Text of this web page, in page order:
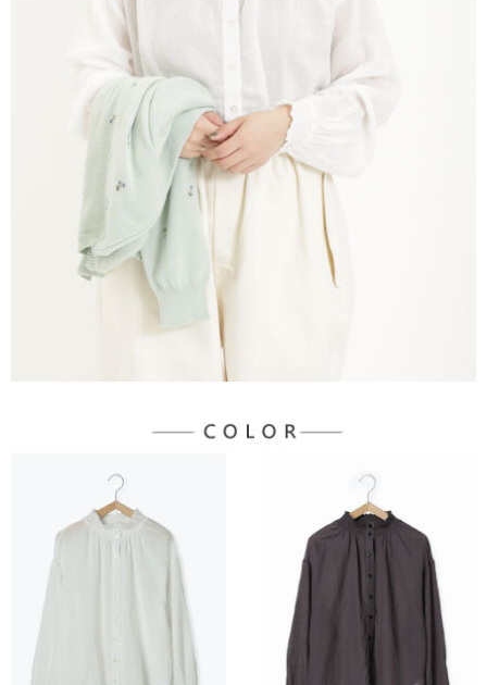
1.本服務係由「台灣大哥大股份有限公司」（以下簡稱本公司）所提供，讓
用戶於交易時，得透過本服務購買商品或服務，並由商店將買賣／分期付款
買賣價金債權讓與本公司後，依約使用本公司帳單繳交帳款。
2.基於同意付款使用「大哥付你分期」之契約關係目的，商店將以您的個人
資料（包含姓名、電話或地址）提供予台灣大哥大進項蒐集、處理及利用，
由本公司與您本人進行分期帳單所需資料之確認、核對及更正。
3.完整用戶服務條款，請詳閱以下連結：
https://oppay.tw/userRule
ATM／網路銀行／等多元方式進行付款，方視為交易完成。
※ 請注意：結帳手續完成當下不需立刻繳費，但若您需要取消訂單，請聯絡
購買商品的店家。未經商家同意取消之訂單仍視為有效，需透過AFTEE先享
後付繳納相關費用。
※ 交易是否成功請以「AFTEE先享後付 」之結帳頁面顯示為準，若有關於
是否繳費成功／繳費後需取消欲退款等相關疑問，請聯繫「AFTEE先享後付
客戶支援中心」
https://netprotections.freshdesk.com/support/home
１．透過由恩沛科技股份有限公司提供之「AFTEE先享後付」服務完成之交
易，需依本服務之必要範圍內提供個人資料，並將交易相關給付款項請求債
２．關於個人資料處理事宜，請瀏覽以下網址：
https://aftee.tw/terms/#terms3
３．未成年的使用者請事先徵得法定代理人或監護人之同意方可使用
「AFTEE先享後付」，若未經同意申辦者引起之損失，本公司不負相關責
４．使用「AFTEE先享後付」時，將依據個別帳號之用戶狀況，依本公司即
時審查核予不同之上限額度；若仍有額度不足之情形，本公司將視審查結果
請求用戶進行身份認證。
萊爾富取貨付款
每筆NT$60，滿NT$888(含以上)免運費
萊爾富純取貨
每筆NT$60，滿NT$888(含以上)免運費
每筆NT$60，滿NT$888(含以上)免運費
每筆NT$60，滿NT$888(含以上)免運費
每筆NT$90，滿NT$888(含以上)免運費